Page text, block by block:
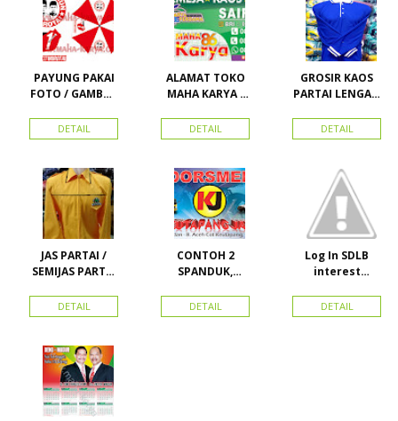
PAYUNG PAKAI
FOTO / GAMBAR
KAMPANYE,
PARTAI DAN
DETAIL
ALAMAT TOKO
MAHA KARYA /
PERDANA 411
DETAIL
GROSIR KAOS
PARTAI LENGAN
MURAH
LACOSTE SEMUA
STOK
DETAIL
JAS PARTAI /
SEMIJAS PARTAI
DETAIL
CONTOH 2
SPANDUK,
KARTU NAMA
DETAIL
Log In SDLB
interest
DETAIL